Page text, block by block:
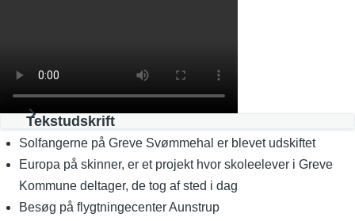
Tekstudskrift
Solfangerne på Greve Svømmehal er blevet udskiftet
Europa på skinner, er et projekt hvor skoleelever i Greve
Kommune deltager, de tog af sted i dag
Besøg på flygtningecenter Aunstrup